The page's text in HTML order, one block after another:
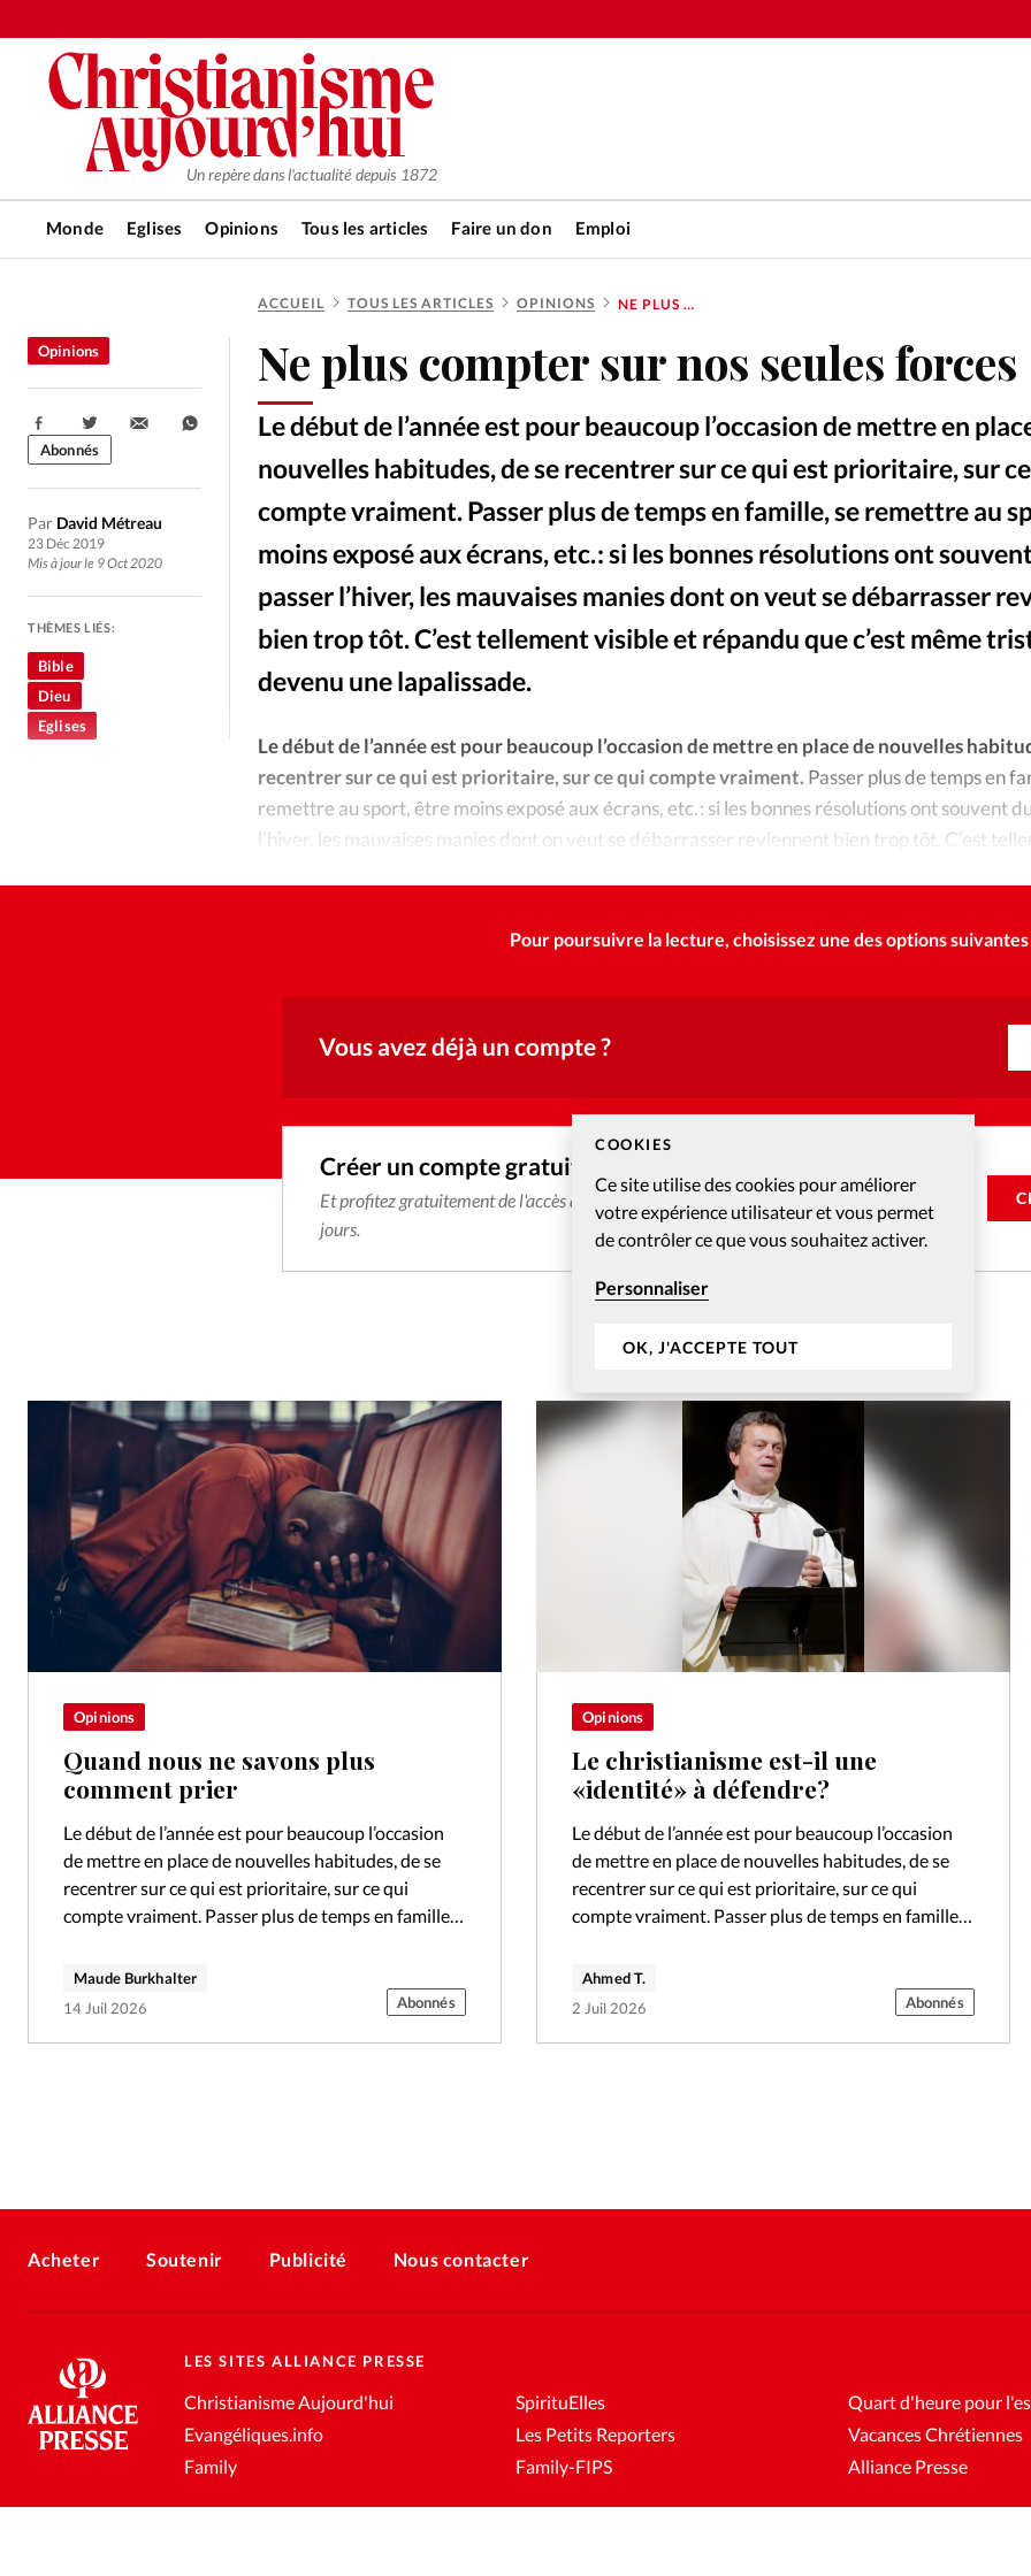
COOKIES
Ce site utilise des cookies pour améliorer
votre expérience utilisateur et vous permet
de contrôler ce que vous souhaitez activer.
Personnaliser
OK, J'ACCEPTE TOUT
Un repère dans l'actualité depuis 1872
Monde Eglises Opinions Tous les articles Faire un don Emploi
RUBRIQUES
Tous les articles
Actualité chrétienne
Actualité internationale
Chronique
Culture
Dossier Eglises
Foi
Génération réveil
Monde
Opinions
Publireportage
Relations Aujourd'hui
Société
Tour du monde des Eglises
Vécu Vie Intérieure
Les
Faire un
La
À
La
Nous
Emploi
ACCUEIL TOUS LES ARTICLES OPINIONS NE PLUS COMPTER SUR NOS SEULES FORCES
Ne plus compter sur nos seules forces
Le début de l’année est pour beaucoup l’occasion de mettre en
nouvelles habitudes, de se recentrer sur ce qui est prioritaire, sur
compte vraiment. Passer plus de temps en famille, se remettre au
moins exposé aux écrans, etc. : si les bonnes résolutions ont
passer l’hiver, les mauvaises manies dont on veut se débarrasser
bien trop tôt. C’est tellement visible et répandu que c’est même
devenu une lapalissade.
Opinions
Par David Métreau
23 Déc 2019
Mis à jour le 9 Oct 2020
Partager:
Abonnés
THÈMES LIÉS:
Bible
Dieu
Eglises
Le début de l’année est pour beaucoup l’occasion de mettre en place de nouvelles
recentrer sur ce qui est prioritaire, sur ce qui compte vraiment. Passer plus de temps en
remettre au sport, être moins exposé aux écrans, etc. : si les bonnes résolutions ont souvent
l’hiver, les mauvaises manies dont on veut se débarrasser reviennent bien trop tôt. C’est
Pour poursuivre la lecture, choisissez une des options suivantes
Vous avez déjà un compte ?
Créer un compte gratuitement
Et profitez gratuitement de l'accès aux articles web réservés aux abonnés pendant 14
jours.
Opinions
Quand nous ne savons plus
comment prier
Le début de l’année est pour beaucoup l’occasion
de mettre en place de nouvelles habitudes, de se
recentrer sur ce qui est prioritaire, sur ce qui
compte vraiment. Passer plus de temps en famille,
Maude Burkhalter
14 Juil 2026
Abonnés
Opinions
Le christianisme est-il une
«identité» à défendre?
Le début de l’année est pour beaucoup l’occasion
de mettre en place de nouvelles habitudes, de se
recentrer sur ce qui est prioritaire, sur ce qui
compte vraiment. Passer plus de temps en famille,
Ahmed T.
2 Juil 2026
Abonnés
Acheter Soutenir Publicité Nous contacter
LES SITES ALLIANCE PRESSE
Christianisme Aujourd'hui
Evangéliques.info
Family
SpirituElles
Les Petits Reporters
Family-FIPS
Quart d'heure pour
Vacances Chrétiennes
Alliance Presse